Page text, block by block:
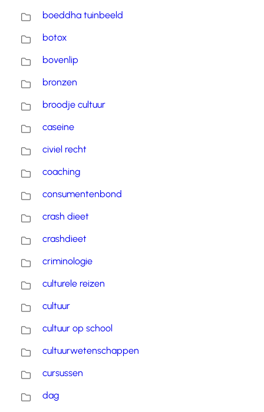
boeddha tuinbeeld
botox
bovenlip
bronzen
broodje cultuur
caseine
civiel recht
coaching
consumentenbond
crash dieet
crashdieet
criminologie
culturele reizen
cultuur
cultuur op school
cultuurwetenschappen
cursussen
dag